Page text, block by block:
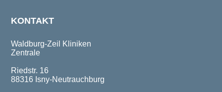
KONTAKT
Waldburg-Zeil Kliniken
Zentrale
Riedstr. 16
88316 Isny-Neutrauchburg